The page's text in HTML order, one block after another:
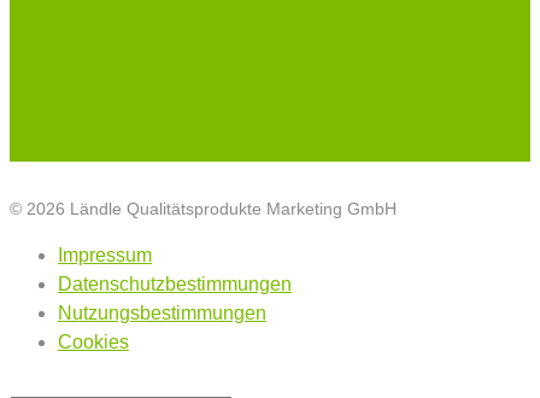
© 2026 Ländle Qualitätsprodukte Marketing GmbH
Impressum
Datenschutzbestimmungen
Nutzungsbestimmungen
Cookies